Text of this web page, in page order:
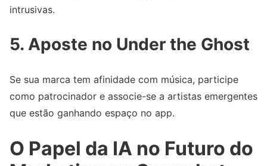
intrusivas.
5. Aposte no Under the Ghost
Se sua marca tem afinidade com música, participe
como patrocinador e associe-se a artistas emergentes
que estão ganhando espaço no app.
O Papel da IA no Futuro do